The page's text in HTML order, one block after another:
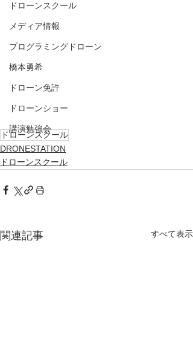
ドローンスクール
メディア情報
プログラミングドローン
橋本勇希
ドローン免許
ドローンショー
講演勉強会
ドローンスクール
DRONESTATION
ドローンスクール
関連記事 すべて表示